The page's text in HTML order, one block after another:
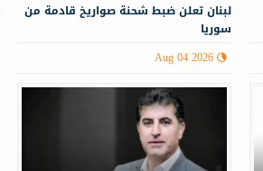
لبنان تعلن ضبط شحنة صواريخ قادمة من
سوريا
Aug 04 2026